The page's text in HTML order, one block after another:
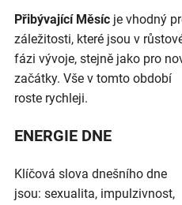
Přibývající Měsíc je vhodný
záležitosti, které jsou v
fázi vývoje, stejně jako pro
začátky. Vše v tomto období
roste rychleji.
ENERGIE DNE
Klíčová slova dnešního dne
jsou: sexualita, impulzivnost,